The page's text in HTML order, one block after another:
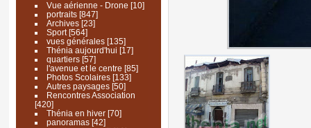
Vue aérienne - Drone [10]
portraits[847]
Archives [23]
Sport[564]
vues générales[135]
Thénia aujourd'hui [17]
quartiers[57]
l'avenue et le centre [85]
Photos Scolaires[133]
Autres paysages[50]
Rencontres Association
[420]
Thénia en hiver[70]
panoramas[42]